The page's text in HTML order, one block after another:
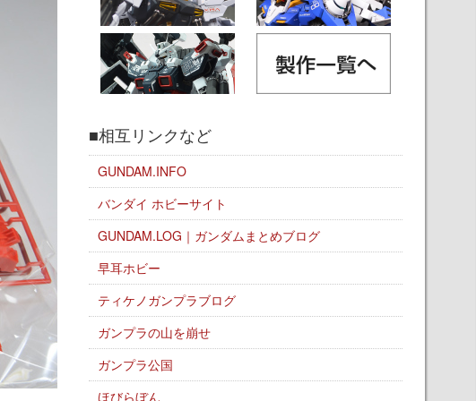
■相互リンクなど
GUNDAM.INFO
バンダイ ホビーサイト
GUNDAM.LOG｜ガンダムまとめブログ
早耳ホビー
ティケノガンプラブログ
ガンプラの山を崩せ
ガンプラ公国
ほびらぼん